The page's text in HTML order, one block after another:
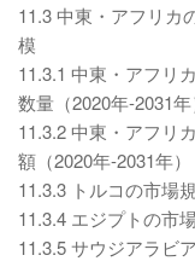
11.3 中東・アフリカ
模
11.3.1 中東・アフリ
数量（2020年-2031年
11.3.2 中東・アフリ
額（2020年-2031年）
11.3.3 トルコの市場
11.3.4 エジプトの市
11.3.5 サウジアラビ